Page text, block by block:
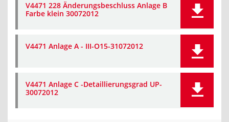
V4471 228 Änderungsbeschluss Anlage B
Farbe klein 30072012
V4471 Anlage A - III-O15-31072012
V4471 Anlage C -Detaillierungsgrad UP-
30072012